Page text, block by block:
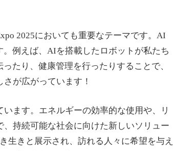
2025においても重要なテーマです。AI
例えば、AIを搭載したロボットが私たち
たり、健康管理を行ったりすることで、
が広がっています！
ます。エネルギーの効率的な使用や、リ
持続可能な社会に向けた新しいソリュー
生きと展示され、訪れる人々に希望を与え